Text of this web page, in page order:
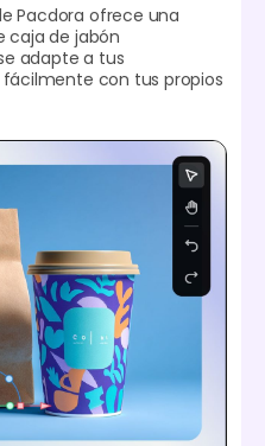
Pacdora ofrece una
caja de jabón
adapte a tus
con tus propios